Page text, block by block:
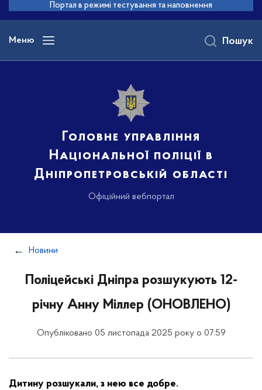
основного
вмісту
Портал в режимі тестування та наповнення
Меню
Головне управління
Національної поліції в
Дніпропетровській області
Офіційний вебпортал
Пошук
Новини
Поліцейські Дніпра розшукують 12-
річну Анну Міллер (ОНОВЛЕНО)
Опубліковано 05 листопада 2025 року о 07:59
Дитину розшукали, з нею все добре.